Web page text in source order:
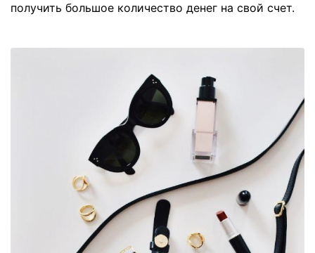
получить большое количество денег на свой счет.